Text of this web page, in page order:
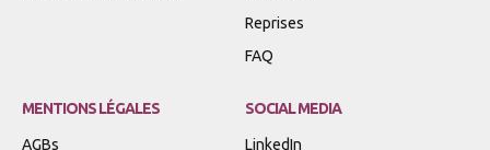
Reprises
FAQ
MENTIONS LÉGALES
AGBs
SOCIAL MEDIA
LinkedIn